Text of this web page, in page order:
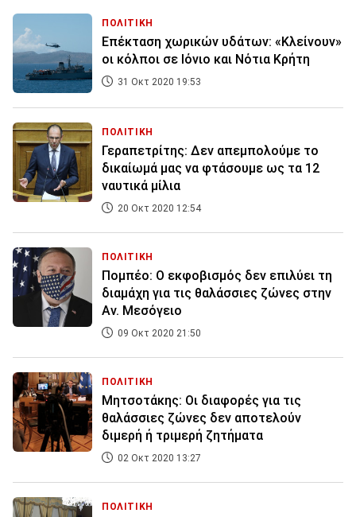
ΠΟΛΙΤΙΚΗ
Επέκταση χωρικών υδάτων: «Κλείνουν»
οι κόλποι σε Ιόνιο και Νότια Κρήτη
31 Οκτ 2020 19:53
ΠΟΛΙΤΙΚΗ
Γεραπετρίτης: Δεν απεμπολούμε το
δικαίωμά μας να φτάσουμε ως τα 12
ναυτικά μίλια
20 Οκτ 2020 12:54
ΠΟΛΙΤΙΚΗ
Πομπέο: Ο εκφοβισμός δεν επιλύει τη
διαμάχη για τις θαλάσσιες ζώνες στην
Αν. Μεσόγειο
09 Οκτ 2020 21:50
ΠΟΛΙΤΙΚΗ
Μητσοτάκης: Οι διαφορές για τις
θαλάσσιες ζώνες δεν αποτελούν
διμερή ή τριμερή ζητήματα
02 Οκτ 2020 13:27
ΠΟΛΙΤΙΚΗ